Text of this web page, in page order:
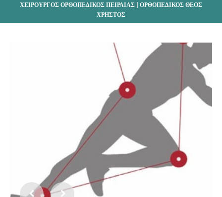
ΧΕΙΡΟΥΡΓΟΣ ΟΡΘΟΠΕΔΙΚΟΣ ΠΕΙΡΑΙΑΣ | ΟΡΘΟΠΕΔΙΚΟΣ ΘΕΟΣ
ΧΡΗΣΤΟΣ